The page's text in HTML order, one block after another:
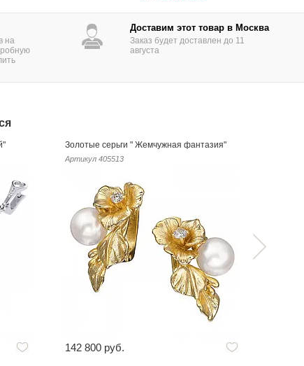
на
Доставим этот товар в Москва
Заказ будет доставлен до 11
августа
Золотые серьги " Жемчужная фантазия"
Артикул 405513
142 800 руб.